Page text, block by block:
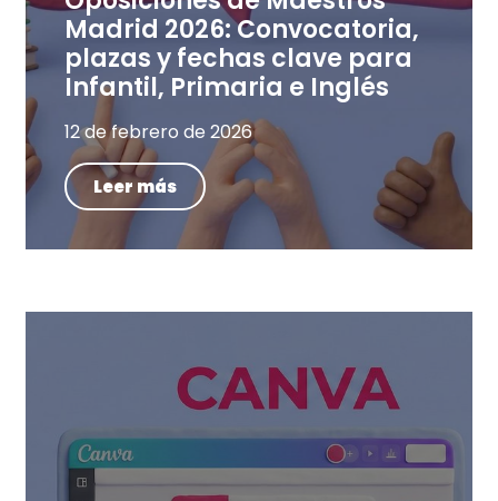
Madrid 2026: Convocatoria,
plazas y fechas clave para
Infantil, Primaria e Inglés
12 de febrero de 2026
Leer más